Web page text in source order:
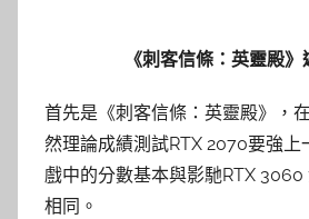
《刺客信條：英靈殿
首先是《刺客信條：英靈殿》，
然理論成績測試RTX 2070要強上
戲中的分數基本與影馳RTX 3060
相同。